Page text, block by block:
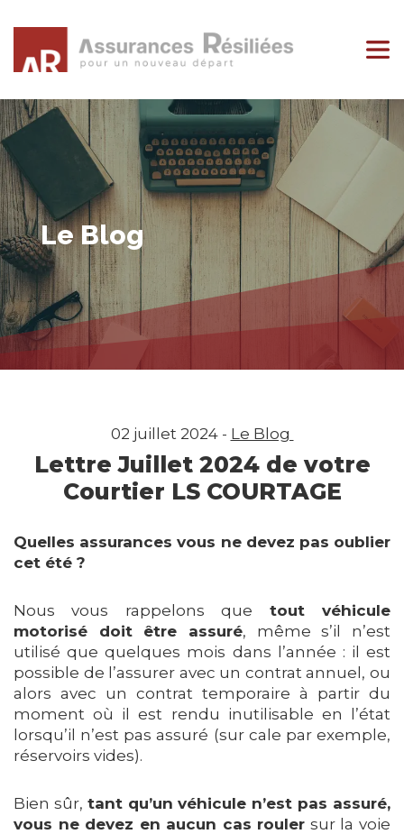
Le Blog
02 juillet 2024 - Le Blog
Lettre Juillet 2024 de votre
Courtier LS COURTAGE
Quelles assurances vous ne devez pas oublier
cet été ?
Nous vous rappelons que tout véhicule
motorisé doit être assuré, même s’il n’est
utilisé que quelques mois dans l’année : il est
possible de l’assurer avec un contrat annuel, ou
alors avec un contrat temporaire à partir du
moment où il est rendu inutilisable en l’état
lorsqu’il n’est pas assuré (sur cale par exemple,
réservoirs vides).
Bien sûr, tant qu’un véhicule n’est pas assuré,
vous ne devez en aucun cas rouler sur la voie